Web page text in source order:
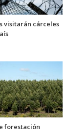
visitarán cárceles
forestación